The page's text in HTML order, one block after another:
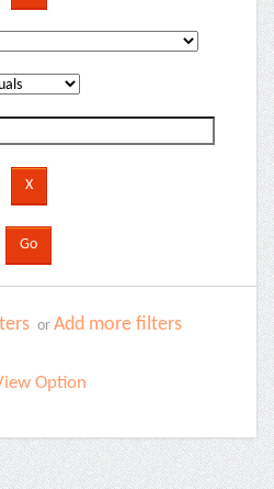
or Add more filters
Option